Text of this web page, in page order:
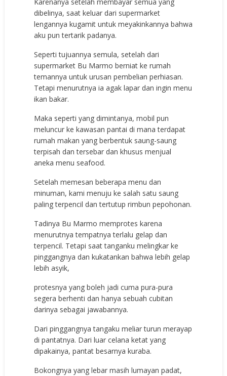
dibelinya, saat keluar dari supermarket
lengannya kugamit untuk meyakinkannya bahwa
aku pun tertarik padanya.
Seperti tujuannya semula, setelah dari
supermarket Bu Marmo berniat ke rumah
temannya untuk urusan pembelian perhiasan.
Tetapi menurutnya ia agak lapar dan ingin menu
ikan bakar.
Maka seperti yang dimintanya, mobil pun
meluncur ke kawasan pantai di mana terdapat
rumah makan yang berbentuk saung-saung
terpisah dan tersebar dan khusus menjual
aneka menu seafood.
Setelah memesan beberapa menu dan
minuman, kami menuju ke salah satu saung
paling terpencil dan tertutup rimbun pepohonan.
Tadinya Bu Marmo memprotes karena
menurutnya tempatnya terlalu gelap dan
terpencil. Tetapi saat tanganku melingkar ke
pinggangnya dan kukatankan bahwa lebih gelap
lebih asyik,
protesnya yang boleh jadi cuma pura-pura
segera berhenti dan hanya sebuah cubitan
darinya sebagai jawabannya.
Dari pinggangnya tangaku meliar turun merayap
di pantatnya. Dari luar celana ketat yang
dipakainya, pantat besarnya kuraba.
Bokongnya yang lebar masih lumayan padat,